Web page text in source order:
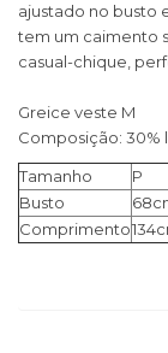
ajustado no busto
tem um caimento
casual-chique,
Greice veste M
Composição: 30%
Tamanho
P
Busto
Comprimento